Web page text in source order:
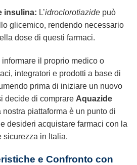
insulina: L’idroclorotiazidepuò
glicemico, rendendo necessario
dose di questi farmaci.
il proprio medico o
integratori e prodotti a base di
prima di iniziare un nuovo
decide di comprare Aquazide
piattaforma è un punto di
desideri acquistare farmaci con la
sicurezza in Italia.
e Confronto con